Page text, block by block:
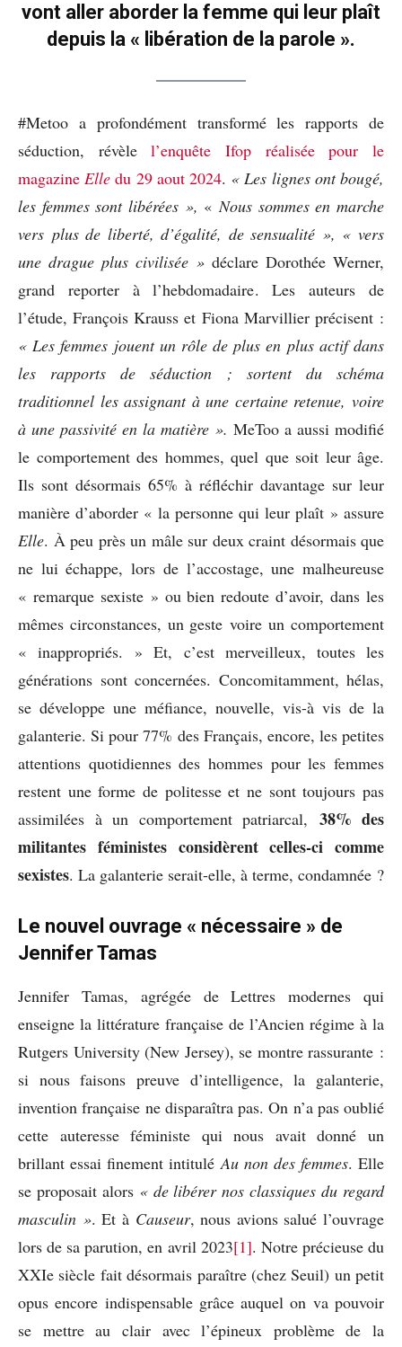
vont aller aborder la femme qui leur plaît
depuis la « libération de la parole ».
#Metoo a profondément transformé les rapports de
séduction, révèlel’enquête Ifop réalisée pour le
magazine Elle du 29 aout 2024. « Les lignes ont bougé,
les femmes sont libérées », « Nous sommes en marche
vers plus de liberté, d’égalité, de sensualité », « vers
une drague plus civilisée » déclare Dorothée Werner,
grand reporter à l’hebdomadaire. Les auteurs de
l’étude, François Krauss et Fiona Marvillier précisent :
« Les femmes jouent un rôle de plus en plus actif dans
les rapports de séduction ; sortent du schéma
traditionnel les assignant à une certaine retenue, voire
à une passivité en la matière ». MeToo a aussi modifié
le comportement des hommes, quel que soit leur âge.
Ils sont désormais 65% à réfléchir davantage sur leur
manière d’aborder « la personne qui leur plaît » assure
Elle. À peu près un mâle sur deux craint désormais que
ne lui échappe, lors de l’accostage, une malheureuse
« remarque sexiste » ou bien redoute d’avoir, dans les
mêmes circonstances, un geste voire un comportement
« inappropriés. » Et, c’est merveilleux, toutes les
générations sont concernées. Concomitamment, hélas,
se développe une méfiance, nouvelle, vis-à vis de la
galanterie. Si pour 77% des Français, encore, les petites
attentions quotidiennes des hommes pour les femmes
restent une forme de politesse et ne sont toujours pas
assimilées à un comportement patriarcal, 38% des
militantes féministes considèrent celles-ci comme
sexistes. La galanterie serait-elle, à terme, condamnée ?
Le nouvel ouvrage « nécessaire » de
Jennifer Tamas
Jennifer Tamas, agrégée de Lettres modernes qui
enseigne la littérature française de l’Ancien régime à la
Rutgers University (New Jersey), se montre rassurante :
si nous faisons preuve d’intelligence, la galanterie,
invention française ne disparaîtra pas. On n’a pas oublié
cette auteresse féministe qui nous avait donné un
brillant essai finement intitulé Au non des femmes. Elle
se proposait alors « de libérer nos classiques du regard
masculin ». Et à Causeur, nous avions salué l’ouvrage
lors de sa parution, en avril 2023[1]. Notre précieuse du
XXIe siècle fait désormais paraître (chez Seuil) un petit
opus encore indispensable grâce auquel on va pouvoir
se mettre au clair avec l’épineux problème de la